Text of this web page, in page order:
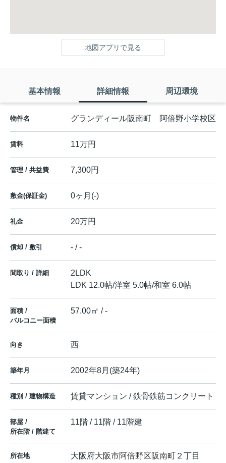
地図アプリで見る
基本情報 詳細情報 周辺環境
物件名 グランディール阪南町 阿倍野小学校区
賃料 11万円
管理 / 共益費 7,300円
敷金(保証金) 0ヶ月(-)
礼金 20万円
償却 / 敷引 - / -
間取り / 詳細
2LDK
LDK 12.0帖/洋室 5.0帖/和室 6.0帖
面積 /
バルコニー面積
57.00㎡ / -
向き 西
築年月 2002年8月(築24年)
種別 / 建物構造 賃貸マンション / 鉄骨鉄筋コンクリート
部屋 /
所在階 / 階建て
11階 / 11階 / 11階建
所在地 大阪府大阪市阿倍野区阪南町 ２丁目